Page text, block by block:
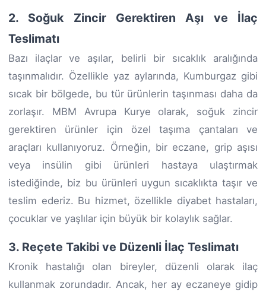
2. Soğuk Zincir Gerektiren Aşı ve İlaç
Teslimatı
Bazı ilaçlar ve aşılar, belirli bir sıcaklık aralığında
taşınmalıdır. Özellikle yaz aylarında, Kumburgaz gibi
sıcak bir bölgede, bu tür ürünlerin taşınması daha da
zorlaşır. MBM Avrupa Kurye olarak, soğuk zincir
gerektiren ürünler için özel taşıma çantaları ve
araçları kullanıyoruz. Örneğin, bir eczane, grip aşısı
veya insülin gibi ürünleri hastaya ulaştırmak
istediğinde, biz bu ürünleri uygun sıcaklıkta taşır ve
teslim ederiz. Bu hizmet, özellikle diyabet hastaları,
çocuklar ve yaşlılar için büyük bir kolaylık sağlar.
3. Reçete Takibi ve Düzenli İlaç Teslimatı
Kronik hastalığı olan bireyler, düzenli olarak ilaç
kullanmak zorundadır. Ancak, her ay eczaneye gidip